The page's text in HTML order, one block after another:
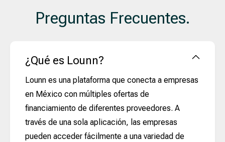
Preguntas Frecuentes.
¿Qué es Lounn?
Lounn es una plataforma que conecta a empresas
en México con múltiples ofertas de
financiamiento de diferentes proveedores. A
través de una sola aplicación, las empresas
pueden acceder fácilmente a una variedad de